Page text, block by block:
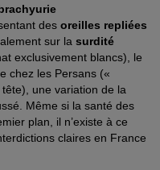
des oreilles repliées
sur la surdité
exclusivement blancs), le
chez les Persans («
une variation de la
Même si la santé des
plan, il n’existe à ce
claires en France